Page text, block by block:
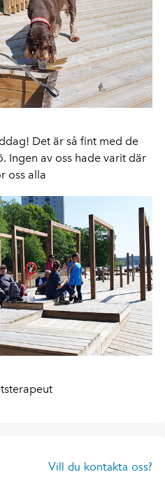
Det är så fint med de
Ingen av oss hade varit där
oss alla
Vill du kontakta oss?